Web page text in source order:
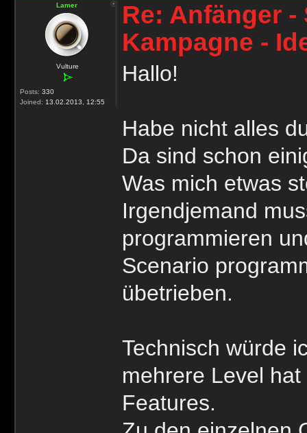
Lamer
Vulture
Posts: 330
Joined: 13.02.2013, 12:55
Re: Anfänger
Kampagne -
Hallo!
Habe nicht alles
Da sind schon
Was mich etwas
Irgendjemand
programmieren
Scenario
übetrieben.
Technisch würde
mehrere Level
Features.